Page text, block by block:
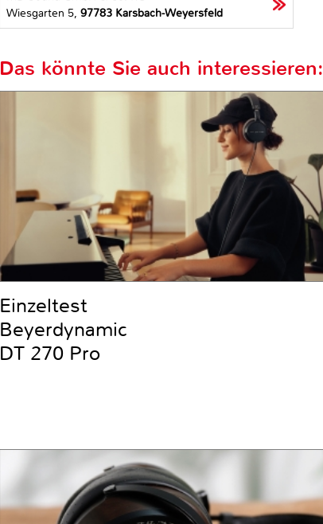
Wiesgarten 5, 97783 Karsbach-Weyersfeld
Das könnte Sie auch interessieren:
Einzeltest
Beyerdynamic
DT 270 Pro